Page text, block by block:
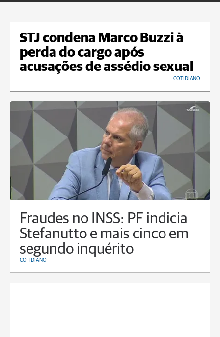
STJ condena Marco Buzzi à
perda do cargo após
acusações de assédio sexual
COTIDIANO
Fraudes no INSS: PF indicia
Stefanutto e mais cinco em
segundo inquérito
COTIDIANO